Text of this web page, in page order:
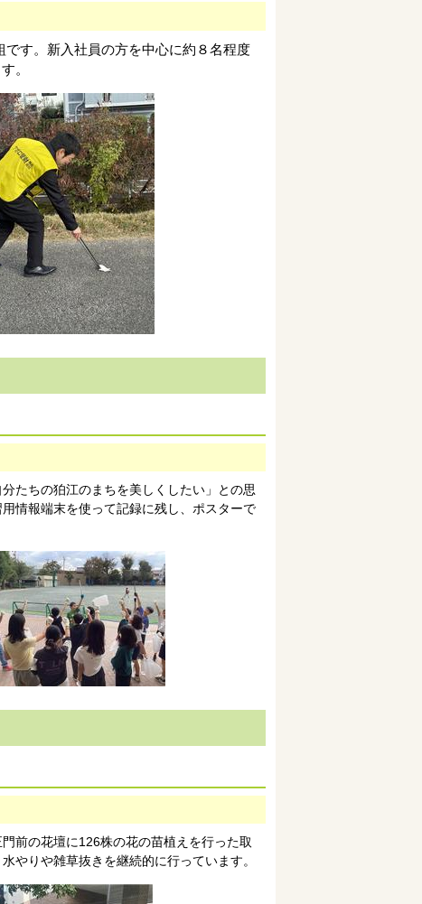
す。新入社員の方を中心に約８名程度
。
たちの狛江のまちを美しくしたい」との思
情報端末を使って記録に残し、ポスターで
前の花壇に126株の花の苗植えを行った取
やりや雑草抜きを継続的に行っています。